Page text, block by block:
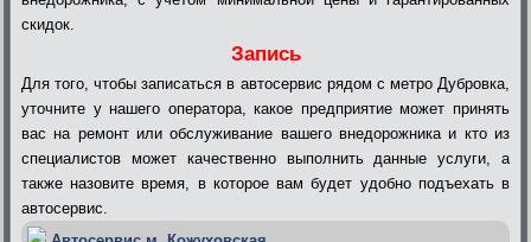
скидок.
Запись
Для того, чтобы записаться в автосервис рядом с метро Дубровка,
уточните у нашего оператора, какое предприятие может принять
вас на ремонт или обслуживание вашего внедорожника и кто из
специалистов может качественно выполнить данные услуги, а
также назовите время, в которое вам будет удобно подъехать в
автосервис.